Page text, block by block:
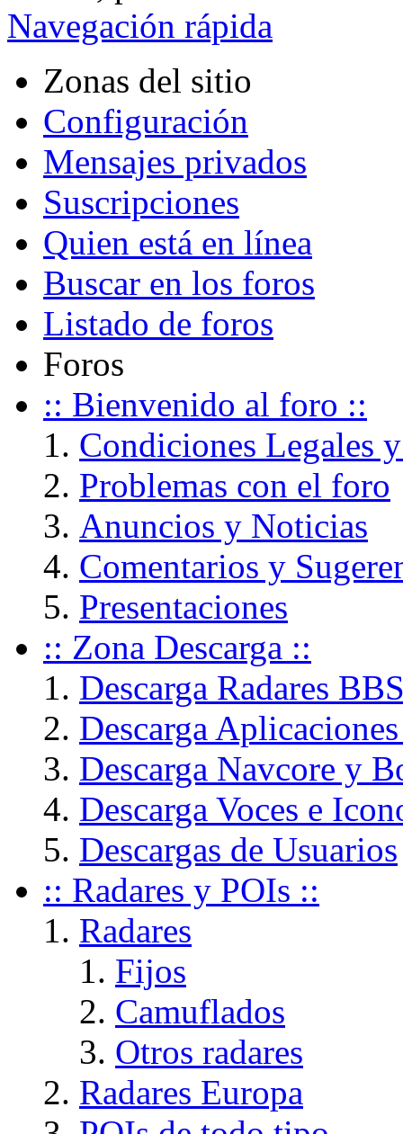
Navegación rápida
Zonas del sitio
Configuración
Mensajes privados
Suscripciones
Quien está en línea
Buscar en los foros
Listado de foros
Foros
:: Bienvenido al foro ::
Condiciones Legales
Problemas con el foro
Anuncios y Noticias
Comentarios y
Presentaciones
:: Zona Descarga ::
Descarga Radares
Descarga
Descarga Navcore y
Descarga Voces e
Descargas de Usuarios
:: Radares y POIs ::
Radares
Fijos
Camuflados
Otros radares
Radares Europa